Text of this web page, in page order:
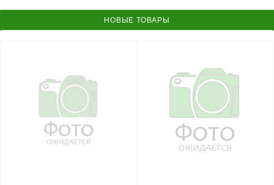
НОВЫЕ ТОВАРЫ